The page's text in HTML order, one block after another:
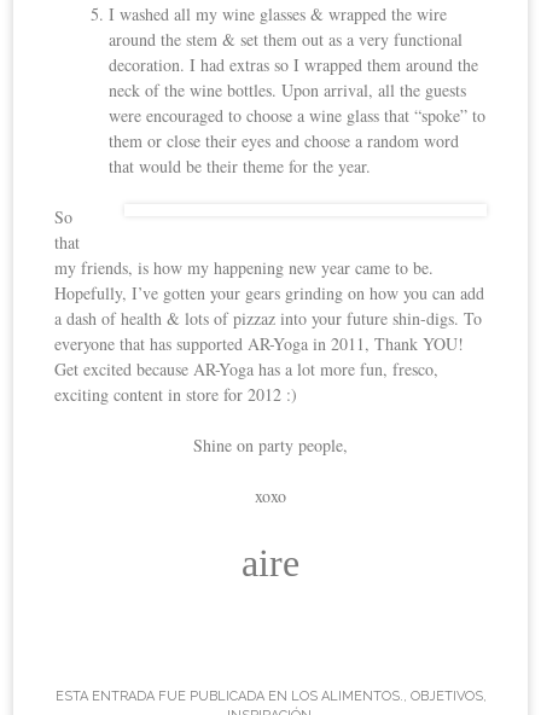
I washed all my wine glasses & wrapped the wire
around the stem & set them out as a very functional
decoration. I had extras so I wrapped them around the
neck of the wine bottles. Upon arrival, all the guests
were encouraged to choose a wine glass that “spoke” to
them or close their eyes and choose a random word
that would be their theme for the year.
So
that
my friends, is how my happening new year came to be.
Hopefully, I’ve gotten your gears grinding on how you can add
a dash of health & lots of pizzaz into your future shin-digs. To
everyone that has supported AR-Yoga in 2011, Thank YOU!
Get excited because AR-Yoga has a lot more fun, fresco,
exciting content in store for 2012 :)
Shine on party people,
xoxo
aire
ESTA ENTRADA FUE PUBLICADA EN LOS ALIMENTOS., OBJETIVOS,